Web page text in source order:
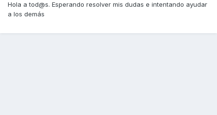
Hola a tod@s. Esperando resolver mis dudas e intentando ayudar
a los demás